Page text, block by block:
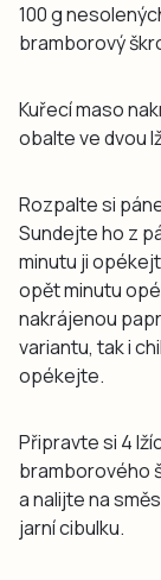
100 g
bramborový
Kuřecí maso
obalte ve dvou
Rozpalte si
Sundejte ho z
minutu ji
opět minutu
nakrájenou
variantu, tak i
opékejte.
Připravte si 4
bramborového
a nalijte na
jarní cibulku.